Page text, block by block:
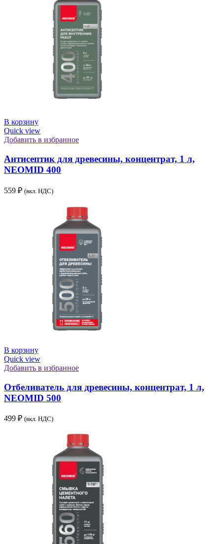
В корзину
Quick view
Добавить в избранное
Антисептик для древесины, концентрат, 1 л,
NEOMID 400
559 ₽ (вкл. НДС)
В корзину
Quick view
Добавить в избранное
Отбеливатель для древесины, концентрат, 1 л,
NEOMID 500
499 ₽ (вкл. НДС)